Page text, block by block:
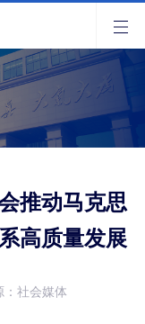
推动马克思
高质量发展
：社会媒体